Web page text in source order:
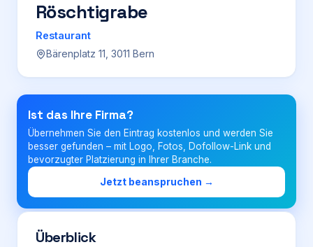
Preise
Für Firmen
Login
Firma eintragen
Röschtigrabe
Restaurant
Bärenplatz 11, 3011 Bern
Ist das Ihre Firma?
Übernehmen Sie den Eintrag kostenlos und werden Sie
besser gefunden – mit Logo, Fotos, Dofollow-Link und
bevorzugter Platzierung in Ihrer Branche.
Jetzt beanspruchen →
Überblick